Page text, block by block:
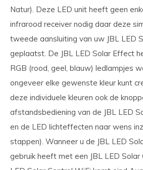
Natur). Deze LED unit heeft geen
infrarood receiver nodig daar deze
tweede aansluiting van uw JBL LED
geplaatst. De JBL LED Solar Effect
RGB (rood, geel, blauw) ledlampjes
ongeveer elke gewenste kleur kunt
deze individuele kleuren ook de
afstandsbediening van de JBL LED
en de LED lichteffecten naar wens
stappen). Wanneer u de JBL LED
gebruik heeft met een JBL LED Solar